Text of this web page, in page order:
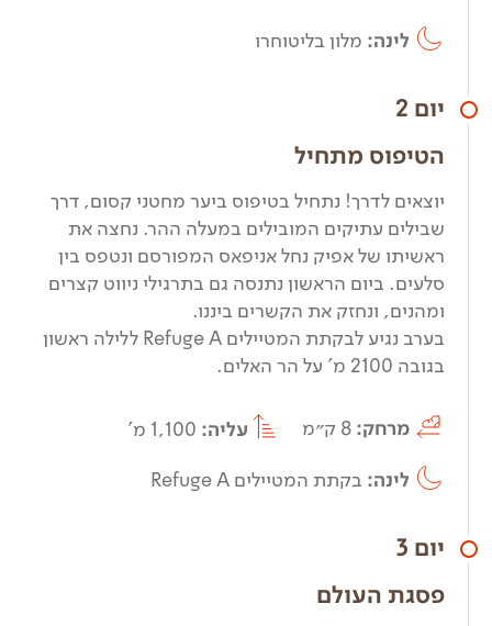
לינה: מלון בליטוחרו
יום 2
הטיפוס מתחיל
יוצאים לדרך! נתחיל בטיפוס ביער מחטני קסום, דרך
שבילים עתיקים המובילים במעלה ההר. נחצה את
ראשיתו של אפיק נחל אניפאס המפורסם ונטפס בין
סלעים. ביום הראשון נתנסה גם בתרגילי ניווט קצרים
ומהנים, ונחזק את הקשרים ביננו.
בערב נגיע לבקתת המטיילים Refuge A ללילה ראשון
בגובה 2100 מ' על הר האלים.
מרחק:8 ק״מ עליה: 1,100 מ'
לינה: בקתת המטיילים Refuge A
יום 3
פסגת העולם